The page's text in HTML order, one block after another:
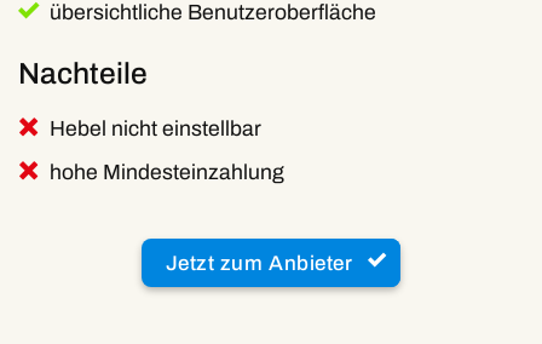
übersichtliche Benutzeroberfläche
Nachteile
Hebel nicht einstellbar
hohe Mindesteinzahlung
Jetzt zum Anbieter